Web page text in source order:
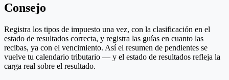
Consejo
Registra los tipos de impuesto una vez, con la clasificación en el
estado de resultados correcta, y registra las guías en cuanto las
recibas, ya con el vencimiento. Así el resumen de pendientes se
vuelve tu calendario tributario — y el estado de resultados refleja la
carga real sobre el resultado.